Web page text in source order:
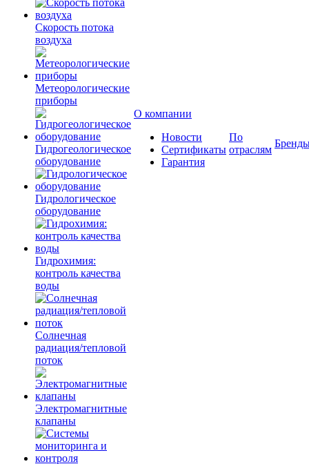
Скорость потока
воздуха
Метеорологические
приборы
Гидрогеологическое
оборудование
Гидрологическое
оборудование
Гидрохимия:
контроль качества
воды
Солнечная
радиация/тепловой
поток
Электромагнитные
клапаны
О компании
Новости
Сертификаты
Гарантия
По
отраслям